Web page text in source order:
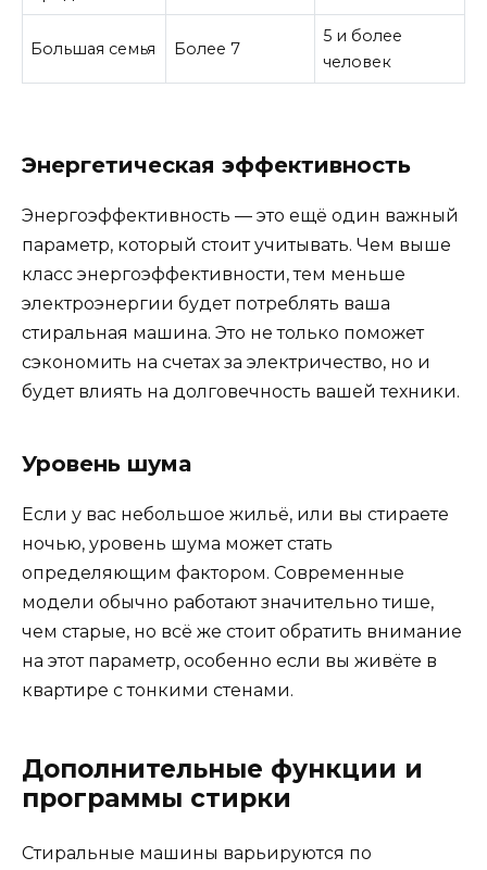
Большая семья Более 7
5 и более
человек
Энергетическая эффективность
Энергоэффективность — это ещё один важный
параметр, который стоит учитывать. Чем выше
класс энергоэффективности, тем меньше
электроэнергии будет потреблять ваша
стиральная машина. Это не только поможет
сэкономить на счетах за электричество, но и
будет влиять на долговечность вашей техники.
Уровень шума
Если у вас небольшое жильё, или вы стираете
ночью, уровень шума может стать
определяющим фактором. Современные
модели обычно работают значительно тише,
чем старые, но всё же стоит обратить внимание
на этот параметр, особенно если вы живёте в
квартире с тонкими стенами.
Дополнительные функции и
программы стирки
Стиральные машины варьируются по